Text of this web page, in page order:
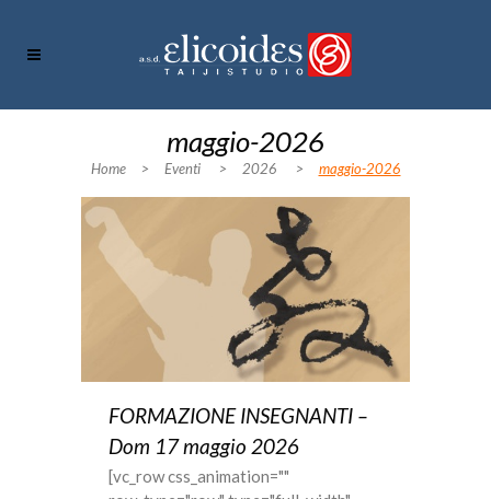
maggio-2026
Home > Eventi > 2026 > maggio-2026
FORMAZIONE INSEGNANTI –
Dom 17 maggio 2026
[vc_row css_animation=""